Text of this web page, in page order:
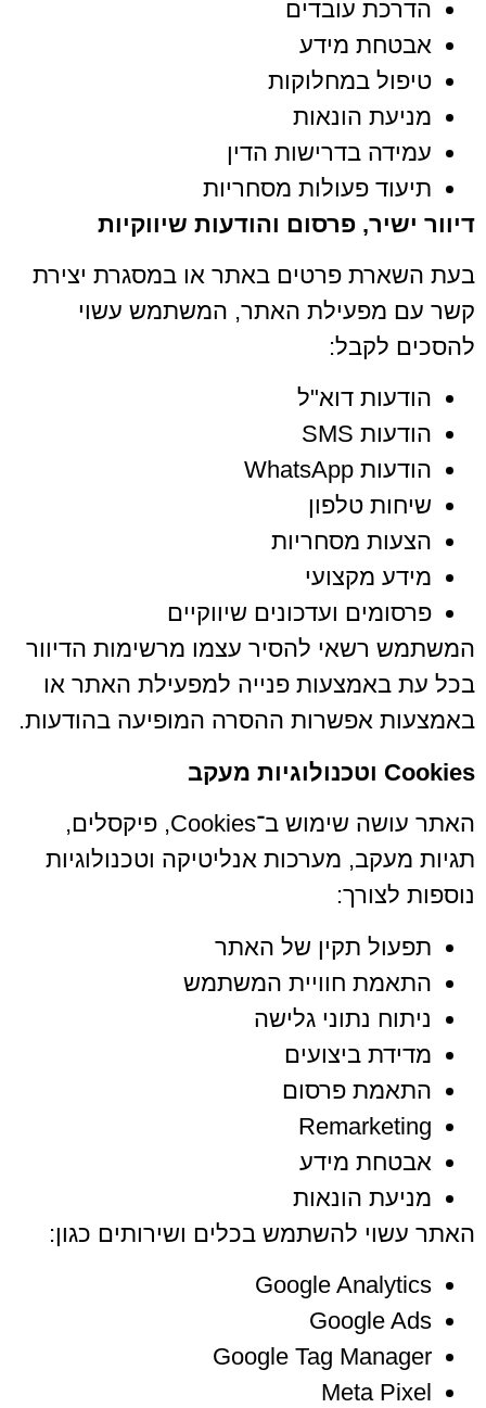
הדרכת עובדים
אבטחת מידע
טיפול במחלוקות
מניעת הונאות
עמידה בדרישות הדין
תיעוד פעולות מסחריות
דיוור ישיר, פרסום והודעות שיווקיות
בעת השארת פרטים באתר או במסגרת יצירת
קשר עם מפעילת האתר, המשתמש עשוי
להסכים לקבל:
הודעות דוא"ל
הודעות SMS
הודעות WhatsApp
שיחות טלפון
הצעות מסחריות
מידע מקצועי
פרסומים ועדכונים שיווקיים
המשתמש רשאי להסיר עצמו מרשימות הדיוור
בכל עת באמצעות פנייה למפעילת האתר או
באמצעות אפשרות ההסרה המופיעה בהודעות.
Cookies וטכנולוגיות מעקב
האתר עושה שימוש ב־Cookies, פיקסלים,
תגיות מעקב, מערכות אנליטיקה וטכנולוגיות
נוספות לצורך:
תפעול תקין של האתר
התאמת חוויית המשתמש
ניתוח נתוני גלישה
מדידת ביצועים
התאמת פרסום
Remarketing
אבטחת מידע
מניעת הונאות
האתר עשוי להשתמש בכלים ושירותים כגון:
Google Analytics
Google Ads
Google Tag Manager
Meta Pixel